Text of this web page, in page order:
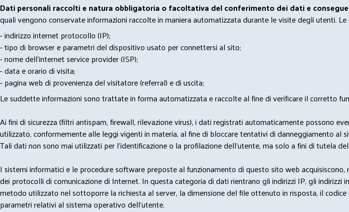
Dati personali raccolti e natura obbligatoria o facoltativa del conferimento dei dati e
quali vengono conservate informazioni raccolte in maniera automatizzata durante le visite degli utenti.
- indirizzo internet protocollo (IP);
- tipo di browser e parametri del dispositivo usato per connettersi al sito;
- nome dell'internet service provider (ISP);
- data e orario di visita;
- pagina web di provenienza del visitatore (referral) e di uscita;
Le suddette informazioni sono trattate in forma automatizzata e raccolte al fine di verificare il corretto
Ai fini di sicurezza (filtri antispam, firewall, rilevazione virus), i dati registrati automaticamente possono
utilizzato, conformemente alle leggi vigenti in materia, al fine di bloccare tentativi di danneggiamento
Tali dati non sono mai utilizzati per l'identificazione o la profilazione dell'utente, ma solo a fini di tutela
I sistemi informatici e le procedure software preposte al funzionamento di questo sito web
dei protocolli di comunicazione di Internet. In questa categoria di dati rientrano gli indirizzi IP, gli
metodo utilizzato nel sottoporre la richiesta al server, la dimensione del file ottenuto in risposta, il
parametri relativi al sistema operativo dell'utente.